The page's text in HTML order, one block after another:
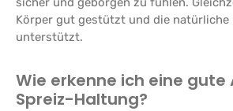
Körper gut gestützt und die natürliche
unterstützt.
Wie erkenne ich eine gute
Spreiz-Haltung?